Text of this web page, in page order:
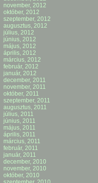
november, 2012
október, 2012
szeptember, 2012
augusztus, 2012
július, 2012
június, 2012
május, 2012
április, 2012
március, 2012
február, 2012
január, 2012
december, 2011
november, 2011
október, 2011
szeptember, 2011
augusztus, 2011
július, 2011
június, 2011
május, 2011
április, 2011
március, 2011
február, 2011
január, 2011
december, 2010
november, 2010
október, 2010